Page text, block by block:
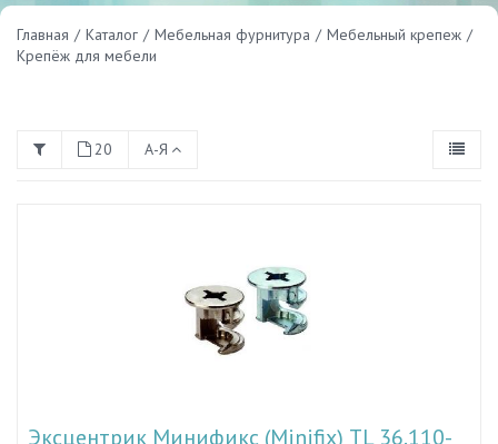
Главная / Каталог / Мебельная фурнитура / Мебельный крепеж /
Крепёж для мебели
20 А-Я
Эксцентрик Минификс (Minifix) TL 36.110-